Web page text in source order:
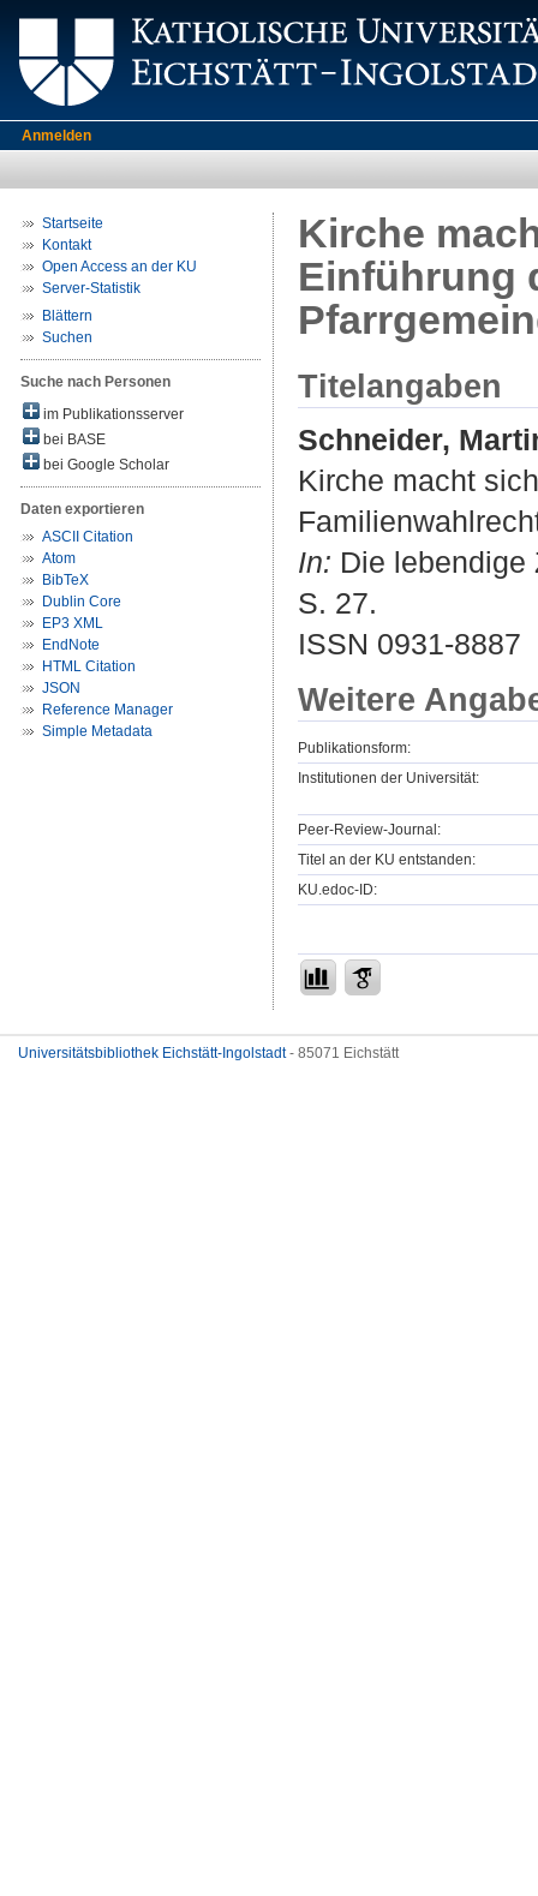
Anmelden
Startseite
Kontakt
Open Access an der KU
Server-Statistik
Blättern
Suchen
Suche nach Personen
im Publikationsserver
bei BASE
bei Google Scholar
Daten exportieren
ASCII Citation
Atom
BibTeX
Dublin Core
EP3 XML
EndNote
HTML Citation
JSON
Reference Manager
Simple Metadata
Kirche
Einführung
Titelangaben
Schneider,
Kirche macht
In: Die lebendige
S. 27.
ISSN 0931-8887
Weitere
Publikationsform:
Institutionen der Universität:
Peer-Review-Journal:
Titel an der KU entstanden:
KU.edoc-ID:
Universitätsbibliothek Eichstätt-Ingolstadt- 85071 Eichstätt